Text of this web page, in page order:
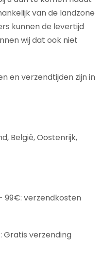
van de landzone
kunnen de levertijd
wij dat ook niet
en verzendtijden zijn in
België, Oostenrijk,
99€: verzendkosten
Gratis verzending